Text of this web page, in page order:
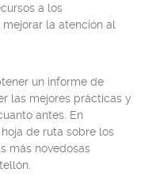
a los
la atención al
un informe de
las mejores prácticas y
antes. En
de ruta sobre los
más novedosas